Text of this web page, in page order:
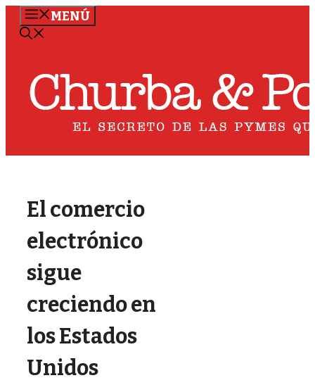
Saltar
MENÚ
El comercio
electrónico
sigue
creciendo en
los Estados
Unidos